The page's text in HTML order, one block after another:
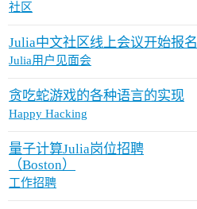
社区
Julia中文社区线上会议开始报名
Julia用户见面会
贪吃蛇游戏的各种语言的实现
Happy Hacking
量子计算Julia岗位招聘
（Boston）
工作招聘